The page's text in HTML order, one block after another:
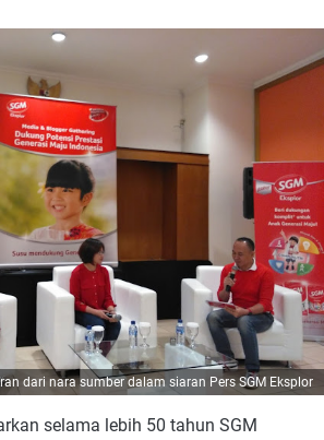
dari nara sumber dalam siaran Pers SGM Eksplor
selama lebih 50 tahun SGM